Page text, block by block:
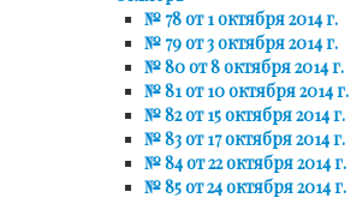
№ 78 от 1 октября 2014 г.
№ 79 от 3 октября 2014 г.
№ 80 от 8 октября 2014 г.
№ 81 от 10 октября 2014 г.
№ 82 от 15 октября 2014 г.
№ 83 от 17 октября 2014 г.
№ 84 от 22 октября 2014 г.
№ 85 от 24 октября 2014 г.